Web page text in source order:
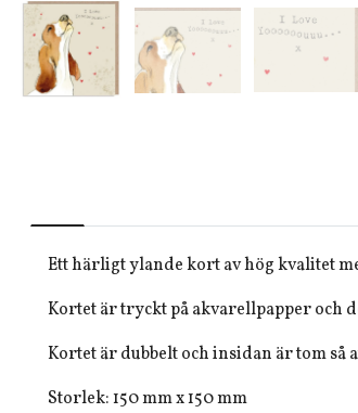
Ett härligt ylande kort av hög kvalitet
Kortet är tryckt på akvarellpapper och
Kortet är dubbelt och insidan är tom
Storlek: 150 mm x 150 mm